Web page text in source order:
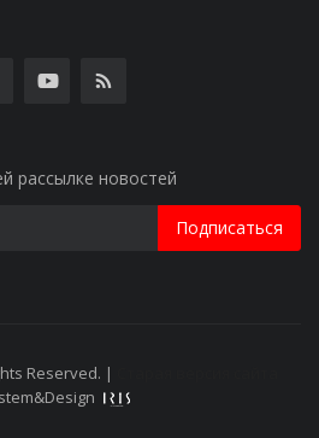
рассылке новостей
Подписаться
Reserved. |